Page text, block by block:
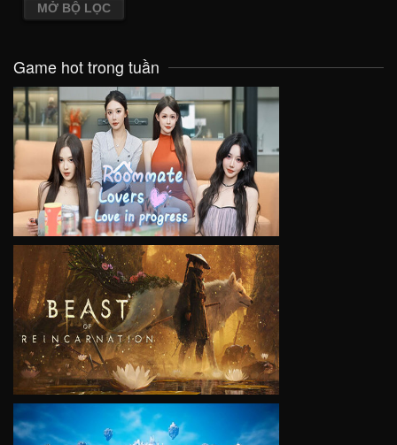
MỞ BỘ LỌC
Game hot trong tuần
VIEW
VIEW